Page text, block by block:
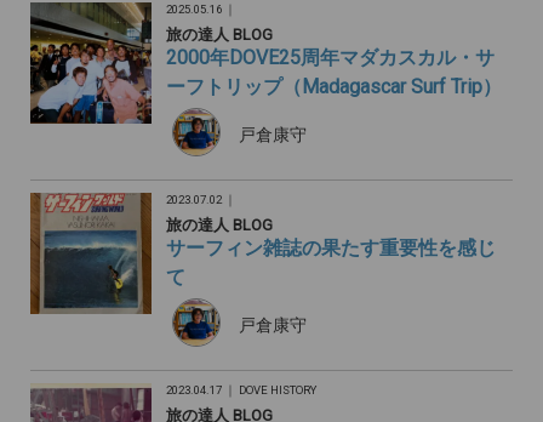
2025.05.16 ｜
旅の達人 BLOG
2000年DOVE25周年マダカスカル・サ
ーフトリップ（Madagascar Surf Trip）
戸倉康守
2023.07.02 ｜
旅の達人 BLOG
サーフィン雑誌の果たす重要性を感じ
て
戸倉康守
2023.04.17 ｜ DOVE HISTORY
旅の達人 BLOG